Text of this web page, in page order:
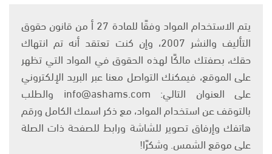
يتم الاستخدام المواد وفقًا للمادة 27 أ من قانون حقوق
التأليف والنشر 2007، وإن كنت تعتقد أنه تم انتهاك
حقك، بصفتك مالكًا لهذه الحقوق في المواد التي تظهر
على الموقع، فيمكنك التواصل معنا عبر البريد الإلكتروني
على العنوان التالي: info@ashams.com والطلب
بالتوقف عن استخدام المواد، مع ذكر اسمك الكامل ورقم
هاتفك وإرفاق تصوير للشاشة ورابط للصفحة ذات الصلة
على موقع الشمس. وشكرًا!